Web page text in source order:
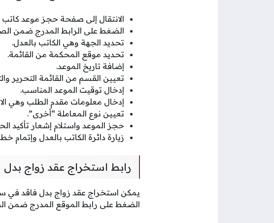
الانتقال إلى صفحة حجز موعد كاتب
الضغط على الرابط المدرج ضمن
تحديد الجهة وهي الكاتب بالعدل.
تحديد موقع المحكمة من القائمة.
إضافة تاريخ الموعد.
تعيين القسم من القائمة التحرير
إدخال توقيت الموعد المناسب.
إدخال معلومات مقدم الطلب وهي
تعيين نوع المعاملة “أخرى”.
حجز الموعد واستلام إشعار تأكيد
زيارة دائرة الكاتب بالعدل وإتمام
رابط استخراج عقد زواج بدل
يمكن استخراج عقد زواج بدل فاقد في
الضغط على رابط الموقع المدرج ضمن